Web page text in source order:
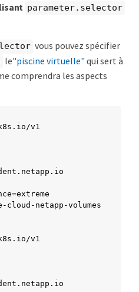
parameter.selector
vous pouvez spécifier
le"piscine virtuelle" qui sert à
comprendra les aspects
v1
cloud-netapp-volumes
v1